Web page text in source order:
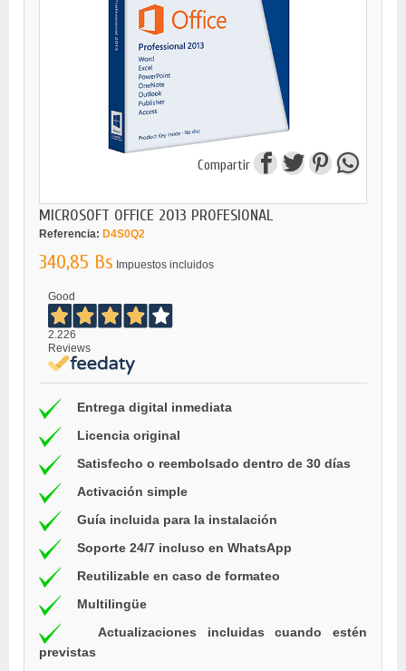
Compartir
MICROSOFT OFFICE 2013 PROFESIONAL
Referencia: D4S0Q2
340,85 Bs Impuestos incluidos
Good
2.226
Reviews
Entrega digital inmediata
Licencia original
Satisfecho o reembolsado dentro de 30 días
Activación simple
Guía incluida para la instalación
Soporte 24/7 incluso en WhatsApp
Reutilizable en caso de formateo
Multilingüe
Actualizaciones incluidas cuando estén
previstas